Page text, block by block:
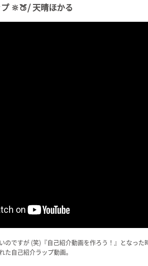
🔆🍑/ 天晴ほかる
のですが (笑)『自己紹介動画を作ろう！』となっ
自己紹介ラップ動画。